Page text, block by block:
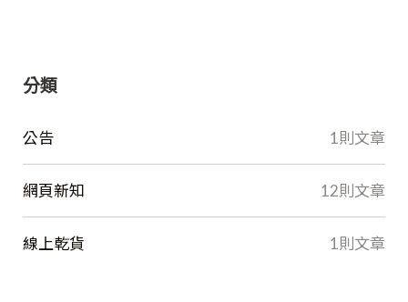
分類
公告 1則文章
網頁新知 12則文章
線上乾貨 1則文章